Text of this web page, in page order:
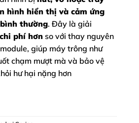
hình hiển thị và cảm ứng
thường. Đây là giải
phí hơn so với thay nguyên
giúp máy trông như
chạm mượt mà và bảo vệ
hư hại nặng hơn